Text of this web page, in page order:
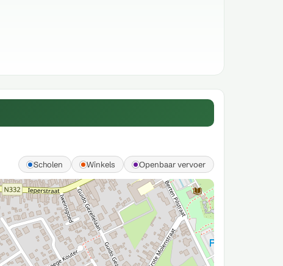
Scholen Winkels Openbaar vervoer